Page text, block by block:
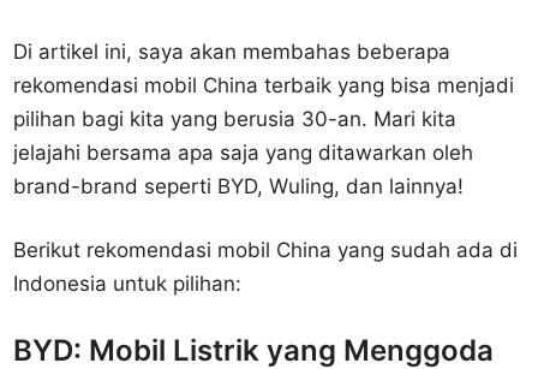
Di artikel ini, saya akan membahas beberapa
rekomendasi mobil China terbaik yang bisa menjadi
pilihan bagi kita yang berusia 30-an. Mari kita
jelajahi bersama apa saja yang ditawarkan oleh
brand-brand seperti BYD, Wuling, dan lainnya!
Berikut rekomendasi mobil China yang sudah ada di
Indonesia untuk pilihan:
BYD: Mobil Listrik yang Menggoda